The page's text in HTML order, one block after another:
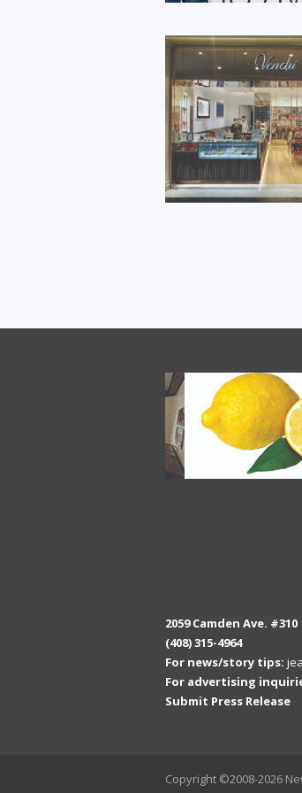
2059 Camden Ave. #310
(408) 315-4964
For news/story tips:
For advertising
Submit Press Release
Copyright ©2008-2026